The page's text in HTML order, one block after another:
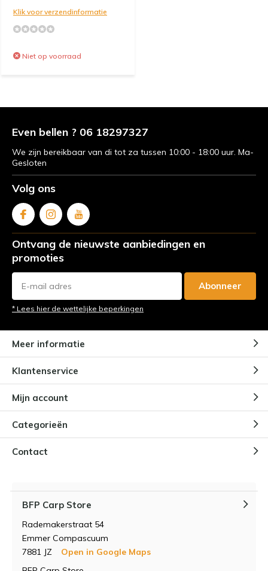
Klik voor verzendinformatie
Niet op voorraad
Even bellen ? 06 18297327
We zijn bereikbaar van di tot za tussen 10:00 - 18:00 uur. Ma-
Gesloten
Volg ons
Ontvang de nieuwste aanbiedingen en
promoties
Abonneer
* Lees hier de wettelijke beperkingen
Meer informatie
Klantenservice
Mijn account
Categorieën
Contact
BFP Carp Store
Rademakerstraat 54
Emmer Compascuum
7881 JZ
Open in Google Maps